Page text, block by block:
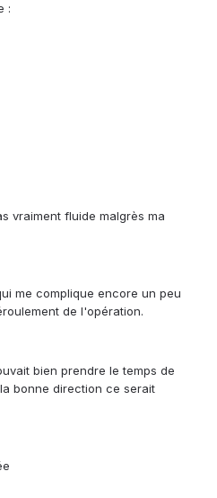
:
vraiment fluide malgrès ma
me complique encore un peu
de l'opération.
bien prendre le temps de
bonne direction ce serait